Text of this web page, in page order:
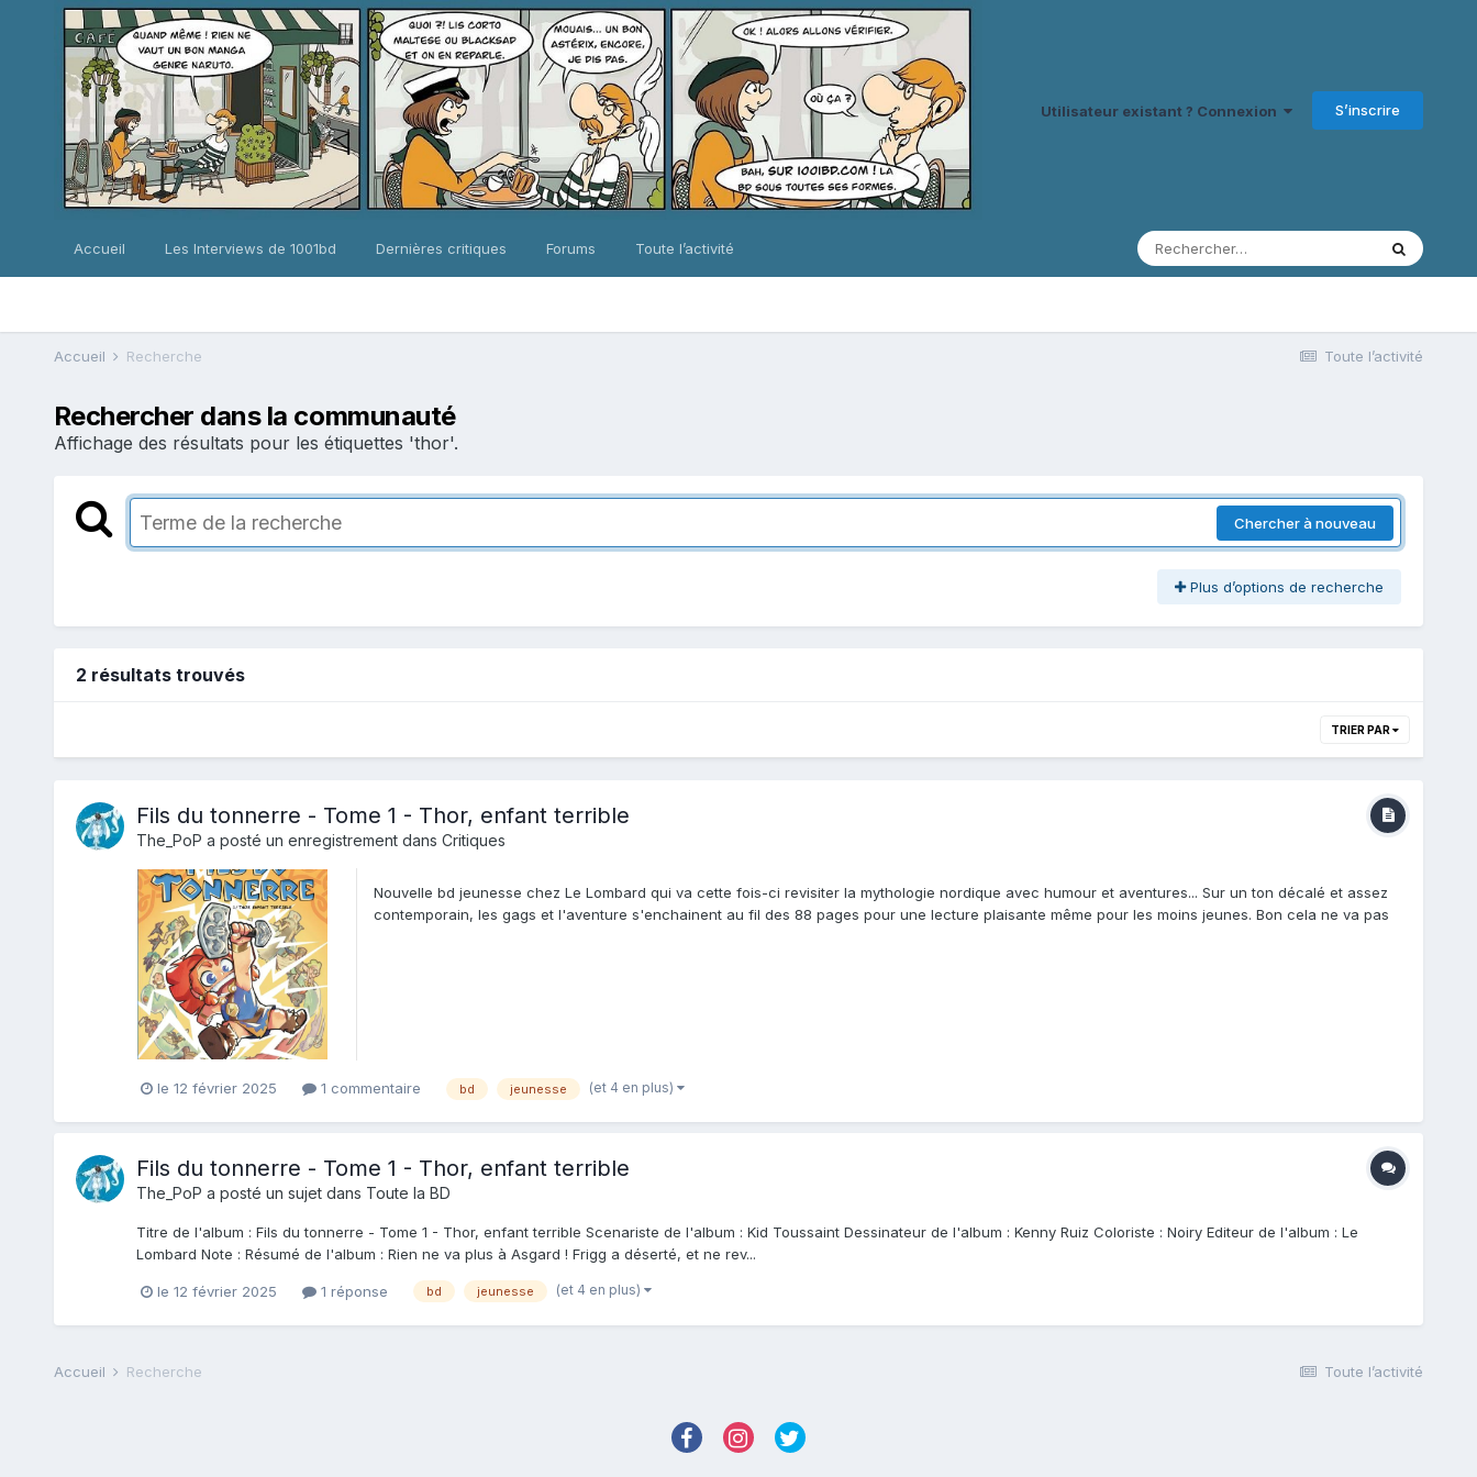
Utilisateur existant ? Connexion S’inscrire
Accueil Les Interviews de 1001bd Dernières critiques Forums Toute l’activité
Toute l’activité
Accueil Recherche
Rechercher dans la communauté
Affichage des résultats pour les étiquettes 'thor'.
Chercher à nouveau
Plus d’options de recherche
2 résultats trouvés
TRIER PAR
Fils du tonnerre - Tome 1 - Thor, enfant terrible
The_PoP a posté un enregistrement dans Critiques
Nouvelle bd jeunesse chez Le Lombard qui va cette fois-ci revisiter la mythologie nordique avec humour et aventures... Sur un ton décalé et assez
contemporain, les gags et l'aventure s'enchainent au fil des 88 pages pour une lecture plaisante même pour les moins jeunes. Bon cela ne va pas
le 12 février 2025 1 commentaire bd jeunesse (et 4 en plus)
Fils du tonnerre - Tome 1 - Thor, enfant terrible
The_PoP a posté un sujet dans Toute la BD
Titre de l'album : Fils du tonnerre - Tome 1 - Thor, enfant terrible Scenariste de l'album : Kid Toussaint Dessinateur de l'album : Kenny Ruiz Coloriste : Noiry Editeur de l'album : Le
Lombard Note : Résumé de l'album : Rien ne va plus à Asgard ! Frigg a déserté, et ne rev...
le 12 février 2025 1 réponse bd jeunesse (et 4 en plus)
Toute l’activité
Accueil Recherche